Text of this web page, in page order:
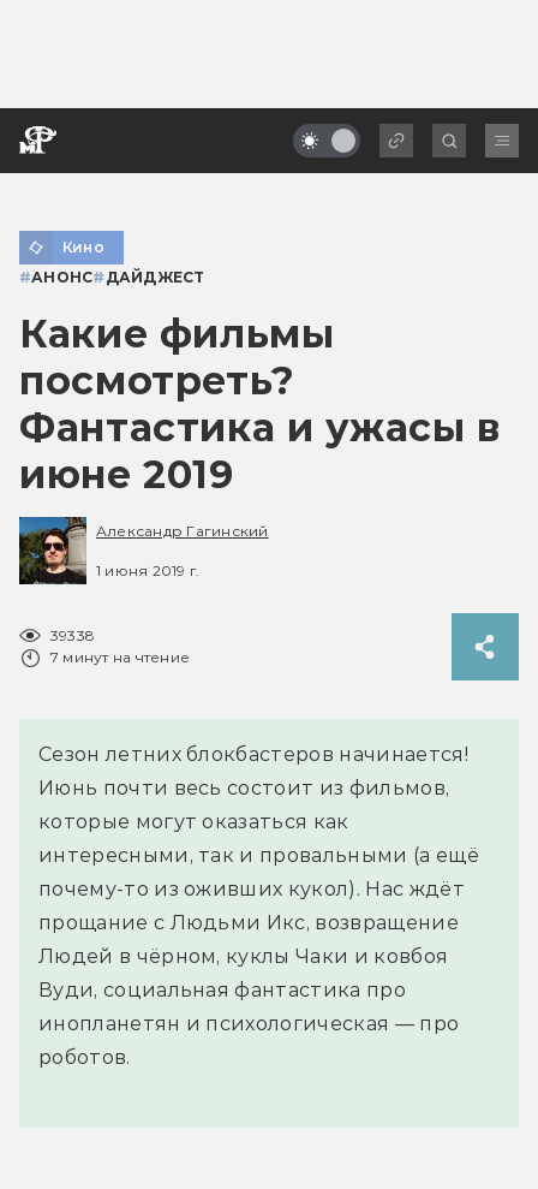
Кино
#АНОНС# ДАЙДЖЕСТ
Какие фильмы
посмотреть?
Фантастика и ужасы в
июне 2019
Александр Гагинский
1 июня 2019 г.
39338
7 минут на чтение
Сезон летних блокбастеров начинается!
Июнь почти весь состоит из фильмов,
которые могут оказаться как
интересными, так и провальными (а ещё
почему-то из оживших кукол). Нас ждёт
прощание с Людьми Икс, возвращение
Людей в чёрном, куклы Чаки и ковбоя
Вуди, социальная фантастика про
инопланетян и психологическая — про
роботов.